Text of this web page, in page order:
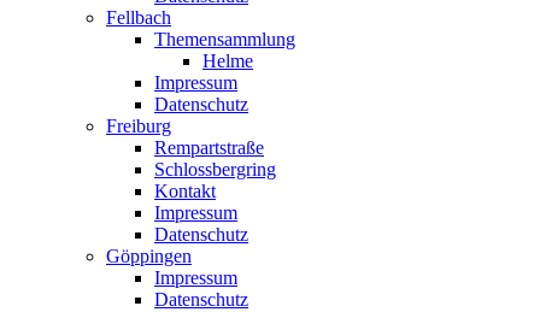
Fellbach
Themensammlung
Helme
Impressum
Datenschutz
Freiburg
Rempartstraße
Schlossbergring
Kontakt
Impressum
Datenschutz
Göppingen
Impressum
Datenschutz